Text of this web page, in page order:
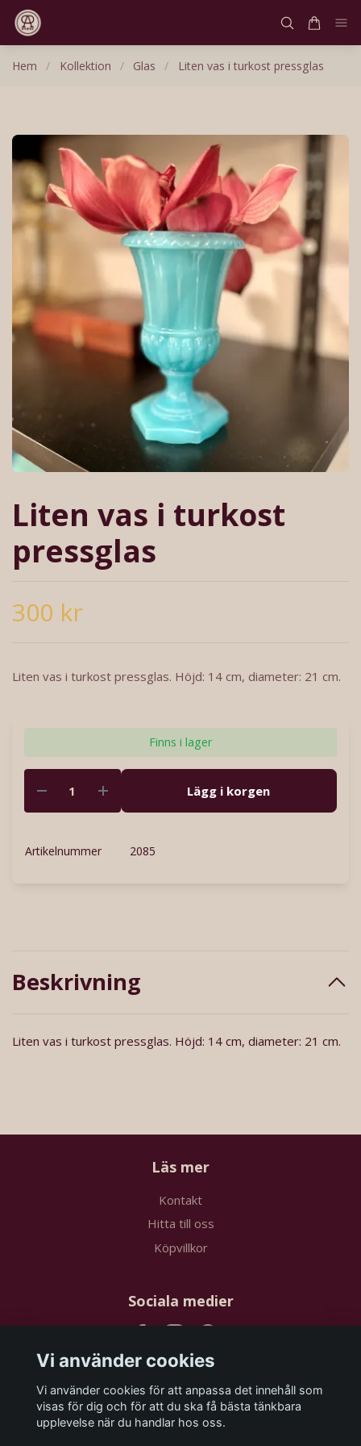
Hem / Kollektion / Glas / Liten vas i turkost pressglas
Liten vas i turkost
pressglas
300 kr
Liten vas i turkost pressglas. Höjd: 14 cm, diameter: 21 cm.
Finns i lager
Lägg i korgen
Artikelnummer 2085
Beskrivning
Liten vas i turkost pressglas. Höjd: 14 cm, diameter: 21 cm.
Läs mer
Kontakt
Hitta till oss
Köpvillkor
Sociala medier
Prenumerera på vårt nyhetsbrev
Vi använder cookies
Vi använder cookies för att anpassa det innehåll som
visas för dig och för att du ska få bästa tänkbara
upplevelse när du handlar hos oss.